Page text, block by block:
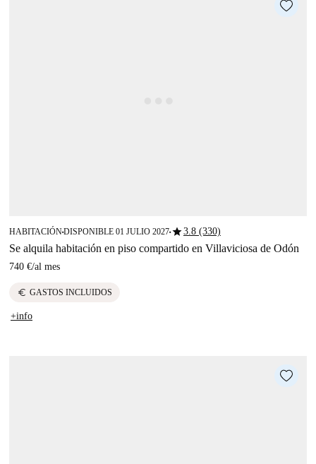
HABITACIÓN■DISPONIBLE 01 JULIO 2027■star3.8 (330)
Se alquila habitación en piso compartido en Villaviciosa de Odón
740 €/al mes
euro GASTOS INCLUIDOS
+info